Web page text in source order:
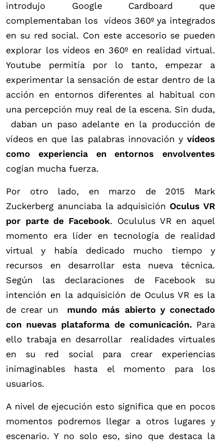
introdujo Google Cardboard que
complementaban los vídeos 360º ya integrados
en su red social. Con este accesorio se pueden
explorar los vídeos en 360º en realidad virtual.
Youtube permitía por lo tanto, empezar a
experimentar la sensación de estar dentro de la
acción en entornos diferentes al habitual con
una percepción muy real de la escena. Sin duda,
daban un paso adelante en la producción de
vídeos en que las palabras innovación y vídeos
como experiencia en entornos envolventes
cogían mucha fuerza.
Por otro lado, en marzo de 2015 Mark
Zuckerberg anunciaba la adquisición Oculus VR
por parte de Facebook. Ocululus VR en aquel
momento era líder en tecnología de realidad
virtual y había dedicado mucho tiempo y
recursos en desarrollar esta nueva técnica.
Según las declaraciones de Facebook su
intención en la adquisición de Oculus VR es la
de crear un mundo más abierto y conectado
con nuevas plataforma de comunicación. Para
ello trabaja en desarrollar realidades virtuales
en su red social para crear experiencias
inimaginables hasta el momento para los
usuarios.
A nivel de ejecución esto significa que en pocos
momentos podremos llegar a otros lugares y
escenario. Y no solo eso, sino que destaca la